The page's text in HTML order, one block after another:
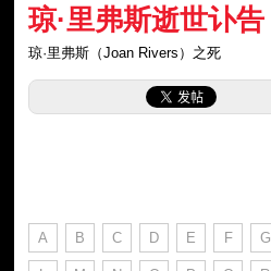
琼·里弗斯逝世讣告
琼·里弗斯（Joan Rivers）之死
A B C D E F G